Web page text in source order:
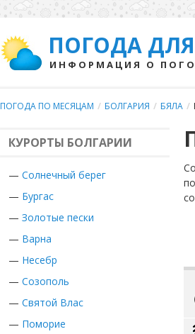
ПОГОДА
ИНФОРМАЦИЯ О
ПОГОДА ПО МЕСЯЦАМ / БОЛГАРИЯ / БЯЛА /
КУРОРТЫ БОЛГАРИИ
— Солнечный берег
— Бургас
— Золотые пески
— Варна
— Несебр
— Созополь
— Святой Влас
— Поморие